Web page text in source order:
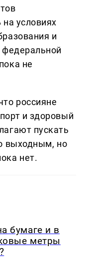
условиях
и
федеральной
не
россияне
и здоровый
пускать
выходным, но
нет.
бумаге и в
метры